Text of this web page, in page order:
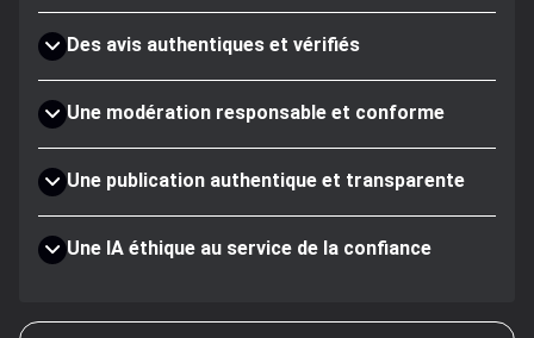
Des avis authentiques et vérifiés
Une modération responsable et conforme
Une publication authentique et transparente
Une IA éthique au service de la confiance